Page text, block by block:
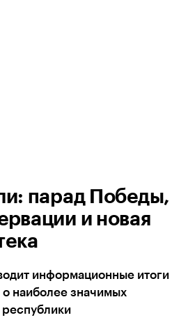
парад Победы,
и новая
информационные итоги
наиболее значимых